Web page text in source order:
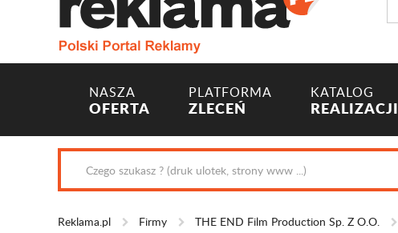
NASZA
OFERTA
PLATFORMA
ZLECEŃ
KATALOG
REALIZACJI
Reklama.pl Firmy THE END Film Production Sp. Z O.O.